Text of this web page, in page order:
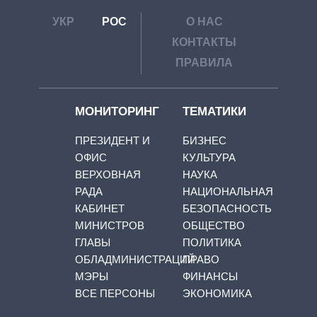
УКР РОС
О НАС
КОНТАКТЫ
ПРАВИЛА
МОНИТОРИНГ
ПРЕЗИДЕНТ И
ОФИС
ВЕРХОВНАЯ
РАДА
КАБИНЕТ
МИНИСТРОВ
ГЛАВЫ
ОБЛАДМИНИСТРАЦИЙ
МЭРЫ
ВСЕ ПЕРСОНЫ
ТЕМАТИКИ
БИЗНЕС
КУЛЬТУРА
НАУКА
НАЦИОНАЛЬНАЯ
БЕЗОПАСНОСТЬ
ОБЩЕСТВО
ПОЛИТИКА
ПРАВО
ФИНАНСЫ
ЭКОНОМИКА